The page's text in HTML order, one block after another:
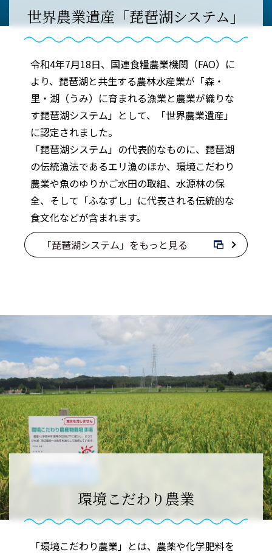
世界農業遺産「琵琶湖システム」
令和4年7月18日、国連食糧農業機関（FAO）に
より、琵琶湖と共生する農林水産業が「森・
里・湖（うみ）に育まれる漁業と農業が織りな
す琵琶湖システム」として、「世界農業遺産」
に認定されました。
「琵琶湖システム」の代表的なものに、琵琶湖
の伝統漁法であるエリ漁のほか、環境こだわり
農業や魚のゆりかご水田の取組、水源林の保
全、そして「ふなずし」に代表される伝統的な
食文化などが含まれます。
「琵琶湖システム」をもっと見る
環境こだわり農業
「環境こだわり農業」とは、農薬や化学肥料を